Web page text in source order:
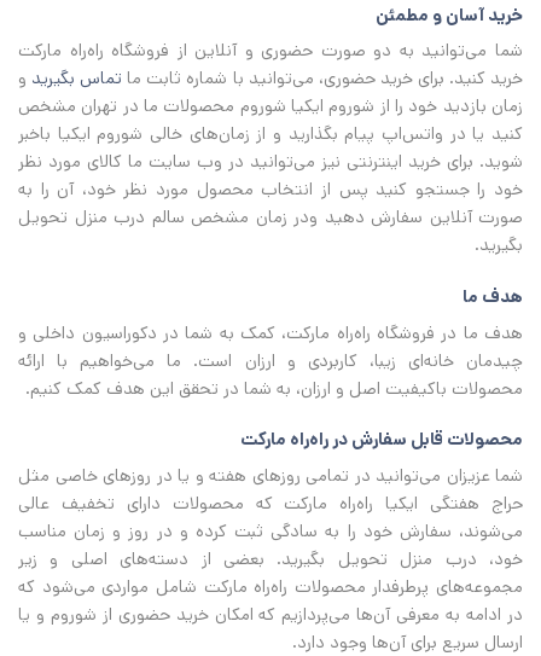
خرید آسان و مطمئن
شما می‌توانید به دو صورت حضوری و آنلاین از فروشگاه راه‌راه مارکت
خرید کنید. برای خرید حضوری، می‌توانید با شماره ثابت ما تماس بگیرید و
زمان بازدید خود را از شوروم ایکیا شوروم محصولات ما در تهران مشخص
کنید یا در واتس‌اپ پیام بگذارید و از زمان‌های خالی شوروم ایکیا باخبر
شوید. برای خرید اینترنتی نیز می‌توانید در وب سایت ما کالای مورد نظر
خود را جستجو کنید پس از انتخاب محصول مورد نظر خود، آن را به
صورت آنلاین سفارش دهید ودر زمان مشخص سالم درب منزل تحویل
بگیرید.
هدف ما
هدف ما در فروشگاه راه‌راه مارکت، کمک به شما در دکوراسیون داخلی و
چیدمان خانه‌ای زیبا، کاربردی و ارزان است. ما می‌خواهیم با ارائه
محصولات باکیفیت اصل و ارزان، به شما در تحقق این هدف کمک کنیم.
محصولات قابل سفارش در راه‌راه مارکت
شما عزیزان می‌توانید در تمامی روزهای هفته و یا در روزهای خاصی مثل
حراج هفتگی ایکیا راه‌راه مارکت که محصولات دارای تخفیف عالی
می‌شوند، سفارش خود را به سادگی ثبت کرده و در روز و زمان مناسب
خود، درب منزل تحویل بگیرید. بعضی از دسته‌های اصلی و زیر
مجموعه‌های پرطرفدار محصولات راه‌راه مارکت شامل مواردی می‌شود که
در ادامه به معرفی آن‌ها می‌پردازیم که امکان خرید حضوری از شوروم و یا
ارسال سریع برای آن‌ها وجود دارد.